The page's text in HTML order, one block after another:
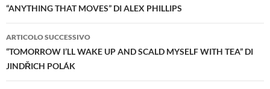
articolo
“ANYTHING THAT MOVES” DI ALEX PHILLIPS
ARTICOLO SUCCESSIVO
“TOMORROW I’LL WAKE UP AND SCALD MYSELF WITH TEA” DI
JINDŘICH POLÁK